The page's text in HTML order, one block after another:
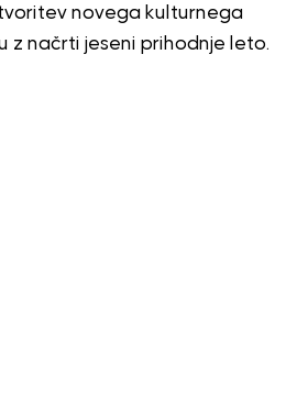
novega kulturnega
z načrti jeseni prihodnje leto.